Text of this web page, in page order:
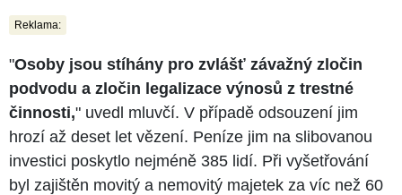
Reklama:
"Osoby jsou stíhány pro zvlášť závažný zločin
podvodu a zločin legalizace výnosů z trestné
činnosti," uvedl mluvčí. V případě odsouzení jim
hrozí až deset let vězení. Peníze jim na slibovanou
investici poskytlo nejméně 385 lidí. Při vyšetřování
byl zajištěn movitý a nemovitý majetek za víc než 60